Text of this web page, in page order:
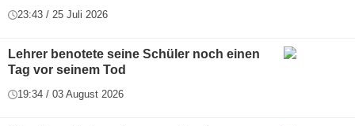
23:43 / 25 Juli 2026
Lehrer benotete seine Schüler noch einen
Tag vor seinem Tod
19:34 / 03 August 2026